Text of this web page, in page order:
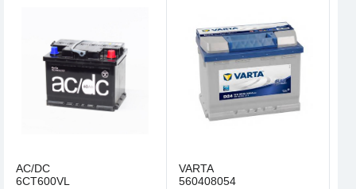
AC/DC
6CT600VL
VARTA
560408054